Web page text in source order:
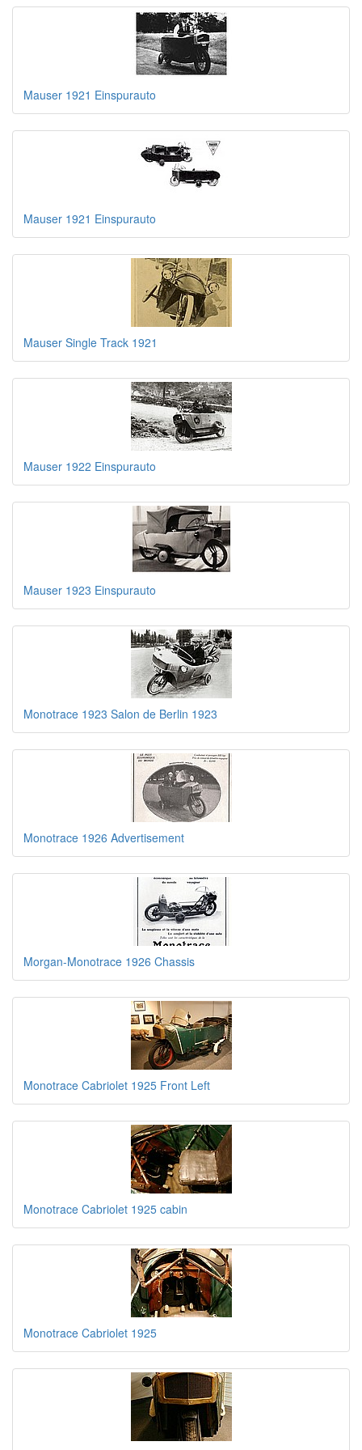
Mauser 1921 Einspurauto
Mauser 1921 Einspurauto
Mauser Single Track 1921
Mauser 1922 Einspurauto
Mauser 1923 Einspurauto
Monotrace 1923 Salon de Berlin 1923
Monotrace 1926 Advertisement
Morgan-Monotrace 1926 Chassis
Monotrace Cabriolet 1925 Front Left
Monotrace Cabriolet 1925 cabin
Monotrace Cabriolet 1925